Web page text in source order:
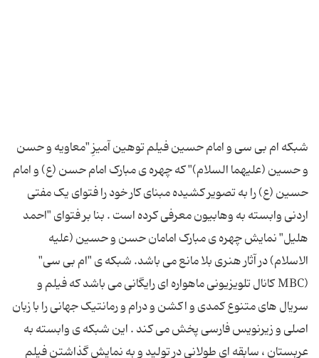
شبکه ام بی سی و امام حسین فیلم توهین آمیزِ "معاویه و حسن
و حسین (علیهما‌ السلام)" که چهره ی مبارک امام حسن (ع) و امام
حسین (ع) را به تصویر کشیده مبنای کار خود را فتوای یک مفتی
اردنی وابسته به وهابیون معرفی کرده است . بنا بر فتوای "احمد
هلیل" نمایش چهره ی مبارک امامان حسن و حسین (علیه
الاسلام) در آثار هنری بلا مانع می باشد. شبکه ی "ام‌ بی ‌سی"
(MBC کانال تلویزیونی ماهواره ‌ای رایگانی می ‌باشد که فیلم و
سریال های متنوع کمدی و اکشن و درام و رمانتیک جهانی را با زبان
اصلی و زیرنویس فارسی پخش می‌ کند . این شبکه ی وابسته به
عربستان ، سابقه ای طولانی در تولید و به نمایش گذاشتن فیلم